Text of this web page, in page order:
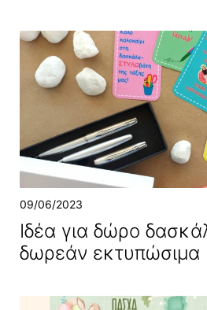
09/06/2023
Ιδέα για δώρο
δωρεάν εκτυπώσιμα